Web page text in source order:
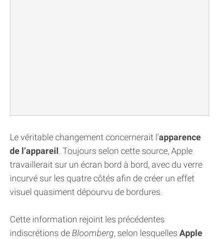
Le véritable changement concernerait l’apparence
de l’appareil. Toujours selon cette source, Apple
travaillerait sur un écran bord à bord, avec du verre
incurvé sur les quatre côtés afin de créer un effet
visuel quasiment dépourvu de bordures.
Cette information rejoint les précédentes
indiscrétions de Bloomberg, selon lesquelles Apple